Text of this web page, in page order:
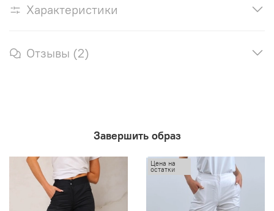
Характеристики
Отзывы (2)
Завершить образ
Цена на
остатки